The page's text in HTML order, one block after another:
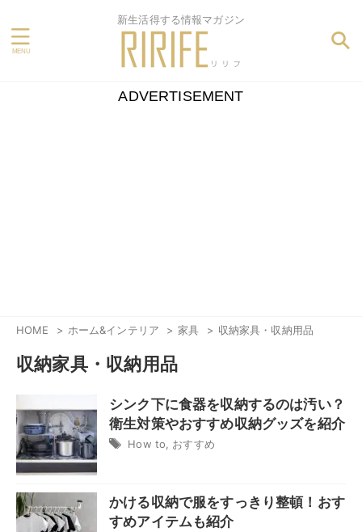
新生活得する情報マガジン
ADVERTISEMENT
HOME ホーム&インテリア 家具 収納家具・収納用品
収納家具・収納用品
シンク下に食器を収納するのは汚い？
衛生対策やおすすめ収納グッズを紹介
How to おすすめ
かける収納で服をすっきり整頓！おす
すめアイテムも紹介